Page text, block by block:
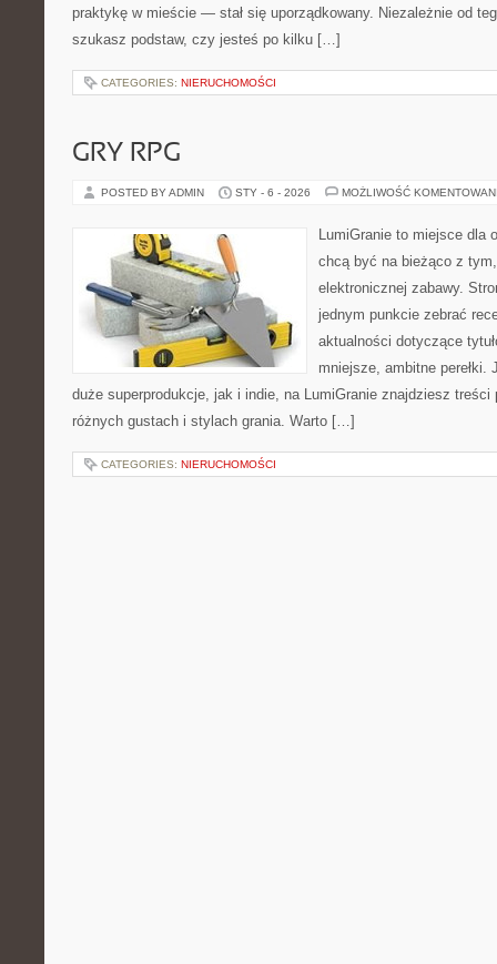
praktykę w mieście — stał się uporządkowany. Niezależnie od
szukasz podstaw, czy jesteś po kilku […]
CATEGORIES: NIERUCHOMOŚCI
GRY RPG
POSTED BY ADMIN STY - 6 - 2026 MOŻLIWOŚĆ
LumiGranie to miejsce dla
chcą być na bieżąco z
elektronicznej zabawy.
jednym punkcie zebrać
aktualności dotyczące
mniejsze, ambitne perełki.
duże superprodukcje, jak i indie, na LumiGranie znajdziesz
różnych gustach i stylach grania. Warto […]
CATEGORIES: NIERUCHOMOŚCI